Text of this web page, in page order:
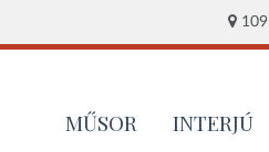
MŰSOR INTERJÚ